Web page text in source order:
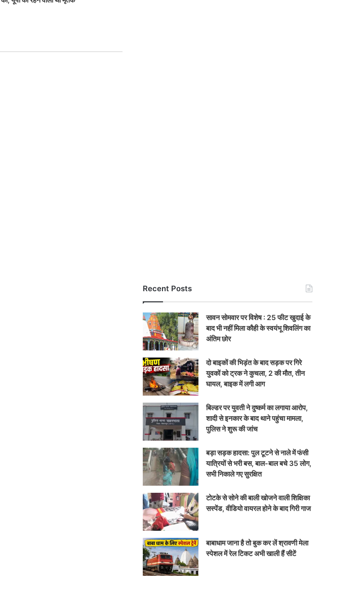
Recent Posts
सावन सोमवार पर विशेष : 25 फीट खुदाई के
बाद भी नहीं मिला कौही के स्वयंभू शिवलिंग का
अंतिम छोर
दो बाइकों की भिड़ंत के बाद सड़क पर गिरे
युवकों को ट्रक ने कुचला, 2 की मौत, तीन
घायल, बाइक में लगी आग
बिल्डर पर युवती ने दुष्कर्म का लगाया आरोप,
शादी से इनकार के बाद थाने पहुंचा मामला,
पुलिस ने शुरू की जांच
बड़ा सड़क हादसा: पुल टूटने से नाले में फंसी
यात्रियों से भरी बस, बाल-बाल बचे 35 लोग,
सभी निकाले गए सुरक्षित
टोटके से सोने की बाली खोजने वाली शिक्षिका
सस्पेंड, वीडियो वायरल होने के बाद गिरी गाज
बाबाधाम जाना है तो बुक कर लें श्रावणी मेला
स्पेशल में रेल टिकट अभी खाली हैं सीटें